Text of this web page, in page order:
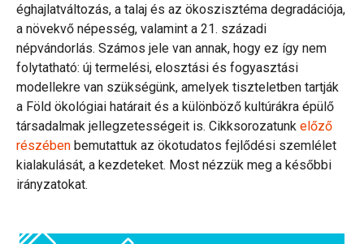
éghajlatváltozás, a talaj és az ökoszisztéma degradációja,
a növekvő népesség, valamint a 21. századi
népvándorlás. Számos jele van annak, hogy ez így nem
folytatható: új termelési, elosztási és fogyasztási
modellekre van szükségünk, amelyek tiszteletben tartják
a Föld ökológiai határait és a különböző kultúrákra épülő
társadalmak jellegzetességeit is. Cikksorozatunk előző
részében bemutattuk az ökotudatos fejlődési szemlélet
kialakulását, a kezdeteket. Most nézzük meg a későbbi
irányzatokat.